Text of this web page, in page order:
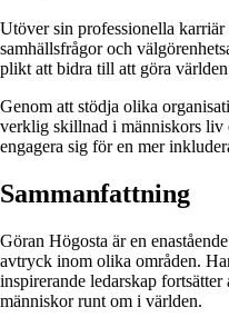
Utöver sin professionella
samhällsfrågor och
plikt att bidra till att göra
Genom att stödja olika
verklig skillnad i människors liv
engagera sig för en mer
Sammanfattning
Göran Högosta är en
avtryck inom olika områden.
inspirerande ledarskap
människor runt om i världen.